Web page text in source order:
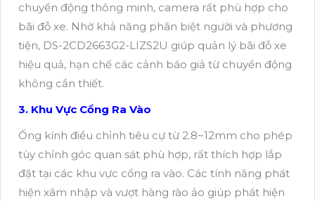
chuyển động thông minh, camera rất phù hợp cho
bãi đỗ xe. Nhờ khả năng phân biệt người và phương
tiện, DS-2CD2663G2-LIZS2U giúp quản lý bãi đỗ xe
hiệu quả, hạn chế các cảnh báo giả từ chuyển động
không cần thiết.
3. Khu Vực Cổng Ra Vào
Ống kính điều chỉnh tiêu cự từ 2.8~12mm cho phép
tùy chỉnh góc quan sát phù hợp, rất thích hợp lắp
đặt tại các khu vực cổng ra vào. Các tính năng phát
hiện xâm nhập và vượt hàng rào ảo giúp phát hiện